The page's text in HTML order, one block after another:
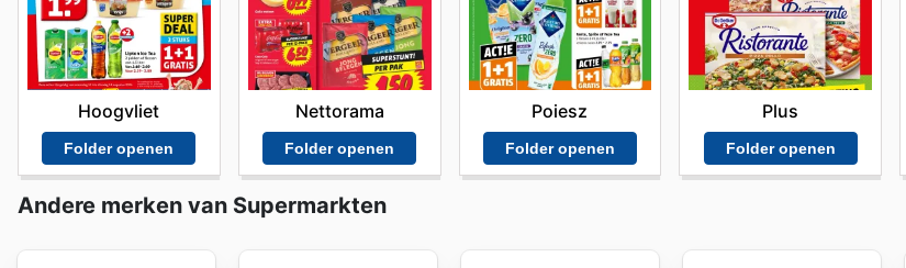
de kwaliteit van de producten. De Jan Linders flyers zijn niet alleen informatief, maar ook een
het boodschappenbudget onder controle te houden. Door up-to-date te blijven met de laatsteJan
van elke boodschappensessie een voordelige ervaring. Jan Linders zet zich in om hun klanten de
kwaliteitverhouding te bieden, en dit wordt wekelijks onderstreept met hun aantrekkelijke
with Jan Linders's weekly ads and enjoy exclusive savings every day.
Hoogvliet
Folder openen
Nettorama
Folder openen
Poiesz
Folder openen
Plus
Folder openen
Andere merken van Supermarkten